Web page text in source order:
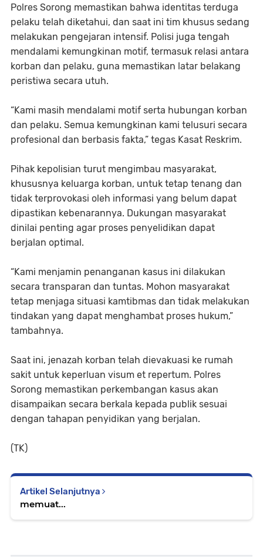
Polres Sorong memastikan bahwa identitas terduga
pelaku telah diketahui, dan saat ini tim khusus sedang
melakukan pengejaran intensif. Polisi juga tengah
mendalami kemungkinan motif, termasuk relasi antara
korban dan pelaku, guna memastikan latar belakang
peristiwa secara utuh.
“Kami masih mendalami motif serta hubungan korban
dan pelaku. Semua kemungkinan kami telusuri secara
profesional dan berbasis fakta,” tegas Kasat Reskrim.
Pihak kepolisian turut mengimbau masyarakat,
khususnya keluarga korban, untuk tetap tenang dan
tidak terprovokasi oleh informasi yang belum dapat
dipastikan kebenarannya. Dukungan masyarakat
dinilai penting agar proses penyelidikan dapat
berjalan optimal.
“Kami menjamin penanganan kasus ini dilakukan
secara transparan dan tuntas. Mohon masyarakat
tetap menjaga situasi kamtibmas dan tidak melakukan
tindakan yang dapat menghambat proses hukum,”
tambahnya.
Saat ini, jenazah korban telah dievakuasi ke rumah
sakit untuk keperluan visum et repertum. Polres
Sorong memastikan perkembangan kasus akan
disampaikan secara berkala kepada publik sesuai
dengan tahapan penyidikan yang berjalan.
(TK)
Artikel Selanjutnya
memuat...